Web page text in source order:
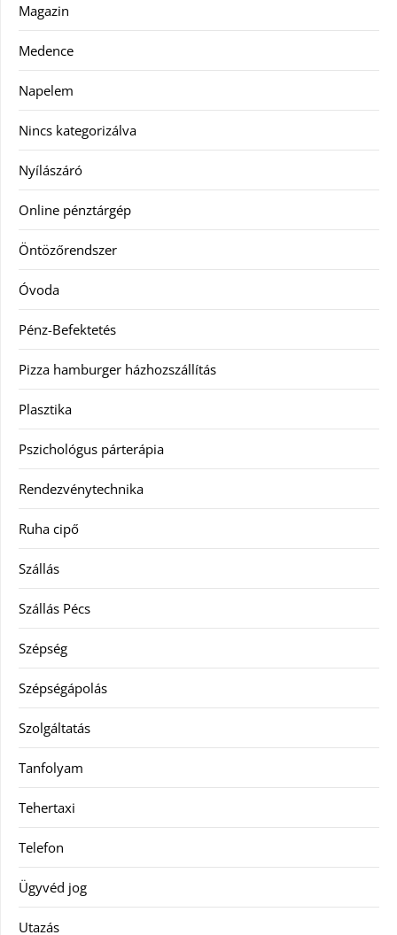
Magazin
Medence
Napelem
Nincs kategorizálva
Nyílászáró
Online pénztárgép
Öntözőrendszer
Óvoda
Pénz-Befektetés
Pizza hamburger házhozszállítás
Plasztika
Pszichológus párterápia
Rendezvénytechnika
Ruha cipő
Szállás
Szállás Pécs
Szépség
Szépségápolás
Szolgáltatás
Tanfolyam
Tehertaxi
Telefon
Ügyvéd jog
Utazás